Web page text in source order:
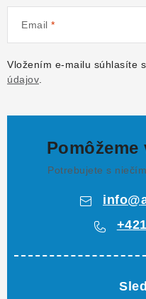
Email
Vložením e-mailu súhlasíte s
údajov
Pomôžeme
Potrebujete s
info@